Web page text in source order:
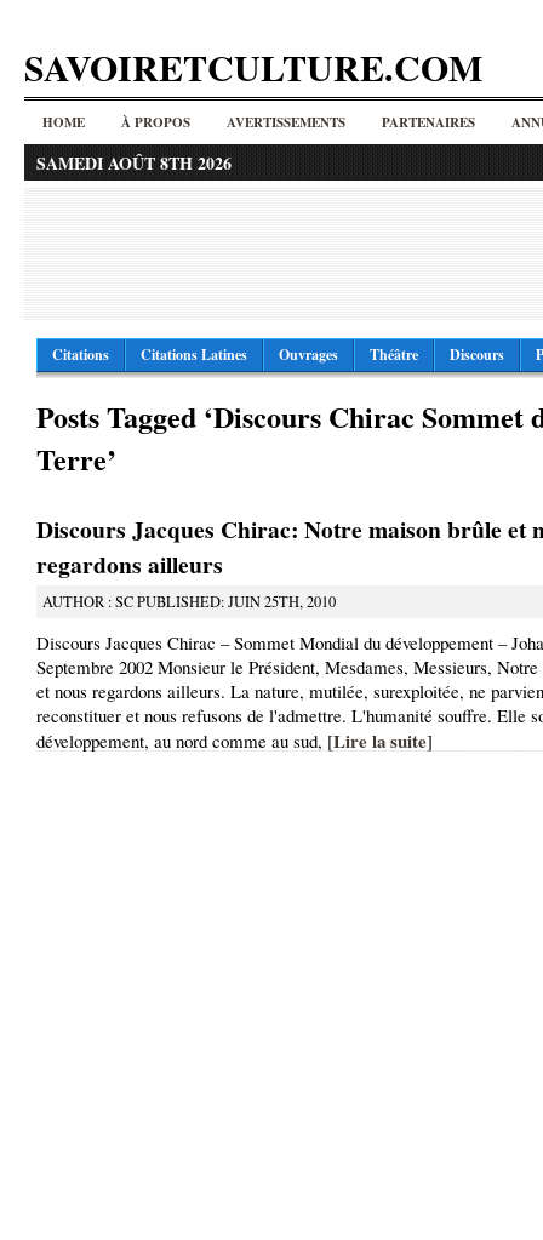
SAVOIRETCULTURE.COM
HOME À PROPOS AVERTISSEMENTS PARTENAIRES
SAMEDI AOÛT 8TH 2026
Citations Citations Latines Ouvrages Théâtre Discours
Posts Tagged ‘Discours Chirac Sommet
Terre’
Discours Jacques Chirac: Notre maison brûle et
regardons ailleurs
AUTHOR : SC PUBLISHED: JUIN 25TH, 2010
Discours Jacques Chirac – Sommet Mondial du développement –
Septembre 2002 Monsieur le Président, Mesdames, Messieurs,
et nous regardons ailleurs. La nature, mutilée, surexploitée, ne
reconstituer et nous refusons de l'admettre. L'humanité souffre. Elle
développement, au nord comme au sud, [Lire la suite]